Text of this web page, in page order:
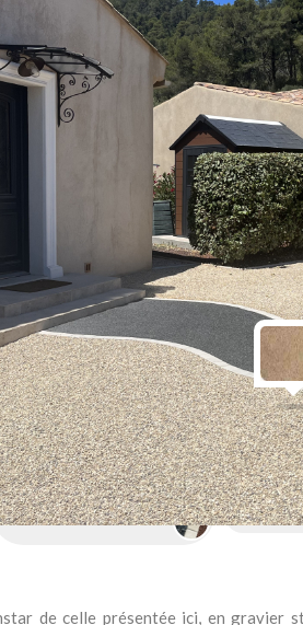
cette réalisation d'Entrée de
PAVÉ LA COUTURE®
de celle présentée ici, en gravier